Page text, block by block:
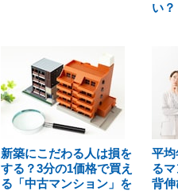
い？
新築にこだわる人は損を
する？3分の1価格で買え
る「中古マンション」を
平均
る
背